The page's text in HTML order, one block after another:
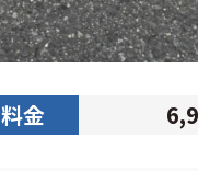
料金